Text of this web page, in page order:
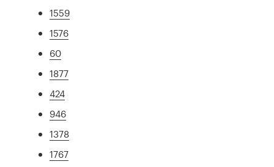
1559
1576
60
1877
424
946
1378
1767